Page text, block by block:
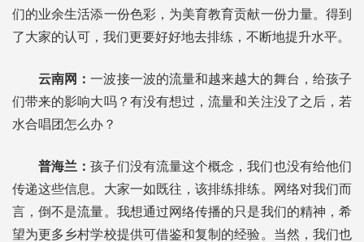
们的业余生活添一份色彩，为美育教育贡献一份力量。得到
了大家的认可，我们更要好好地去排练，不断地提升水平。
云南网：一波接一波的流量和越来越大的舞台，给孩子
们带来的影响大吗？有没有想过，流量和关注没了之后，若
水合唱团怎么办？
普海兰：孩子们没有流量这个概念，我们也没有给他们
传递这些信息。大家一如既往，该排练排练。网络对我们而
言，倒不是流量。我想通过网络传播的只是我们的精神，希
望为更多乡村学校提供可借鉴和复制的经验。当然，我们也